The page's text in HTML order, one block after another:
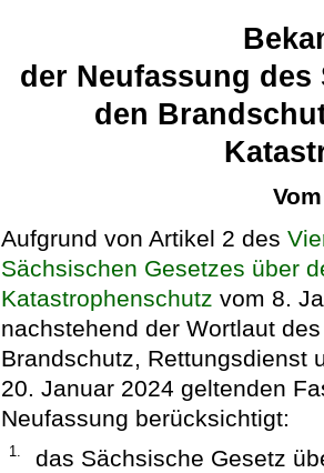
der Neufassung des
den
Aufgrund von Artikel 2 des
Sächsischen Gesetzes über
Katastrophenschutz vom 8.
nachstehend der Wortlaut
Brandschutz, Rettungsdienst
20. Januar 2024 geltenden
Neufassung berücksichtigt:
1.
das Sächsische Gesetz